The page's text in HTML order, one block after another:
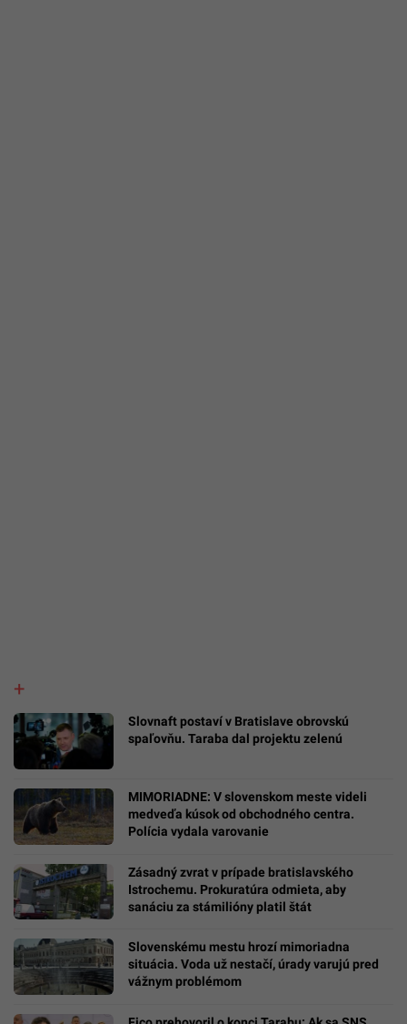
Slovnaft postaví v Bratislave obrovskú
spaľovňu. Taraba dal projektu zelenú
MIMORIADNE: V slovenskom meste videli
medveďa kúsok od obchodného centra.
Polícia vydala varovanie
Zásadný zvrat v prípade bratislavského
Istrochemu. Prokuratúra odmieta, aby
sanáciu za stámilióny platil štát
Slovenskému mestu hrozí mimoriadna
situácia. Voda už nestačí, úrady varujú pred
vážnym problémom